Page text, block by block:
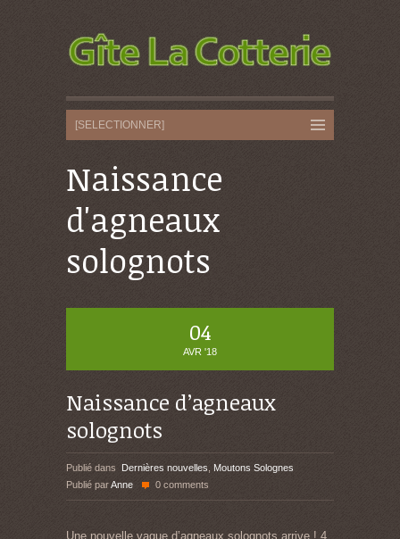
Naissance
d'agneaux
solognots
04
AVR '18
Naissance d’agneaux
solognots
Publié dans Dernières nouvelles
Moutons Solognes
Publié parAnne 0 comments
Une nouvelle vague d’agneaux solognots arrive ! 4